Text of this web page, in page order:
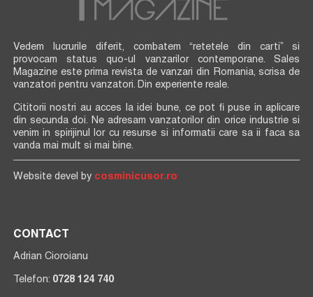
Vedem lucrurile diferit, combatem “retetele din carti” si
provocam status quo-ul vanzarilor contemporane. Sales
Magazine este prima revista de vanzari din Romania, scrisa de
vanzatori pentru vanzatori. Din experiente reale.
Cititorii nostri au acces la idei bune, ce pot fi puse in aplicare
din secunda doi. Ne adresam vanzatorilor din orice industrie si
venim in spirijinul lor cu resurse si informatii care sa ii faca sa
vanda mai mult si mai bine.
Website devel by cosminicusor.ro
CONTACT
Adrian Cioroianu
Telefon: 0728 124 740